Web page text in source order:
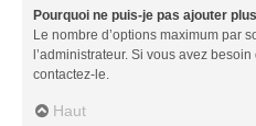
Pourquoi ne puis-je pas ajouter
Le nombre d’options maximum par
l’administrateur. Si vous avez besoin
contactez-le.
Haut